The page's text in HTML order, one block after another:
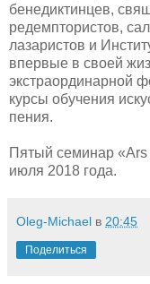
бенедиктинцев,
редемптористов,
лазаристов и
впервые в своей
экстраординарной
курсы обучения
пения.
Пятый семинар
июля 2018 года.
Oleg-Michael в 20:45
Поделиться